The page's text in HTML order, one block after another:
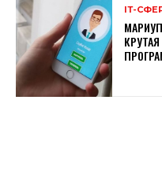
ІТ-